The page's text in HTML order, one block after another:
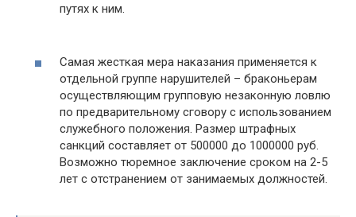
путях к ним.
Самая жесткая мера наказания применяется к
отдельной группе нарушителей – браконьерам
осуществляющим групповую незаконную ловлю
по предварительному сговору с использованием
служебного положения. Размер штрафных
санкций составляет от 500000 до 1000000 руб.
Возможно тюремное заключение сроком на 2-5
лет с отстранением от занимаемых должностей.